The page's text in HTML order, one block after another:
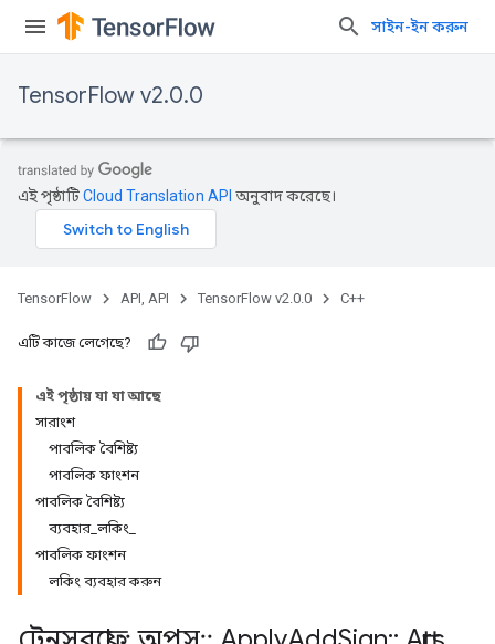
সাইন-ইন করুন
TensorFlow v2.0.0
এই পৃষ্ঠাটিCloud Translation API অনুবাদ করেছে।
TensorFlow API, API TensorFlow v2.0.0 C++
এটি কাজে লেগেছে?
এই পৃষ্ঠায় যা যা আছে
সারাংশ
পাবলিক বৈশিষ্ট্য
পাবলিক ফাংশন
পাবলিক বৈশিষ্ট্য
ব্যবহার_লকিং_
পাবলিক ফাংশন
লকিং ব্যবহার করুন